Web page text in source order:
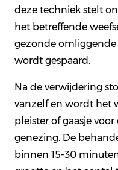
deze techniek stelt
het betreffende
gezonde
wordt gespaard.
Na de verwijdering
vanzelf en wordt het
pleister of gaasje
genezing. De
binnen 15-30